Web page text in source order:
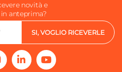
novità e
anteprima?
SI, VOGLIO RICEVERLE